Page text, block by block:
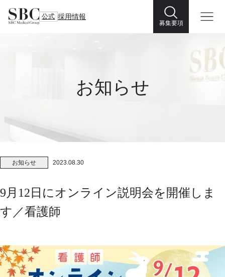
公式 採用情報
募集要項
お知らせ
お知らせ 2023.08.30
9月12日にオンライン説明会を開催しま
す／看護師